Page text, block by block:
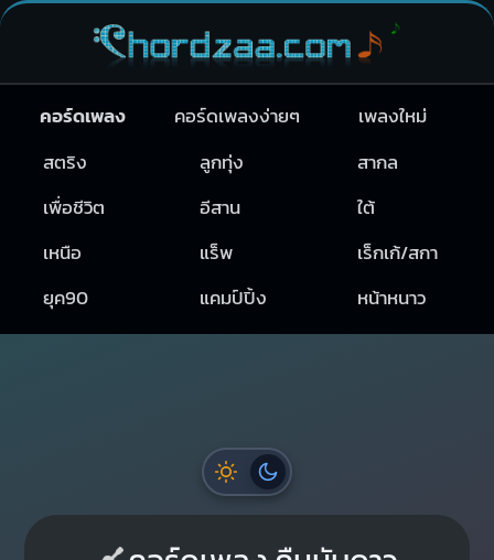
คอร์ดเพลง คอร์ดเพลงง่ายๆ
เพลงใหม่
สตริง
ลูกทุ่ง
สากล
เพื่อชีวิต
อีสาน
ใต้
เหนือ
แร็พ
เร็กเก้/สกา
ยุค90
แคมป์ปิ้ง หน้าหนาว